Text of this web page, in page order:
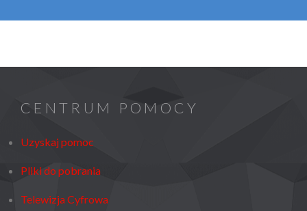
CENTRUM POMOCY
Uzyskaj pomoc
Pliki do pobrania
Telewizja Cyfrowa